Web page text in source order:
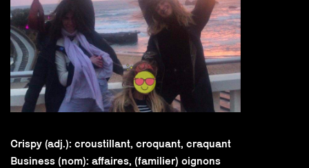
Crispy (adj.): croustillant, croquant, craquant
Business (nom): affaires, (familier) oignons